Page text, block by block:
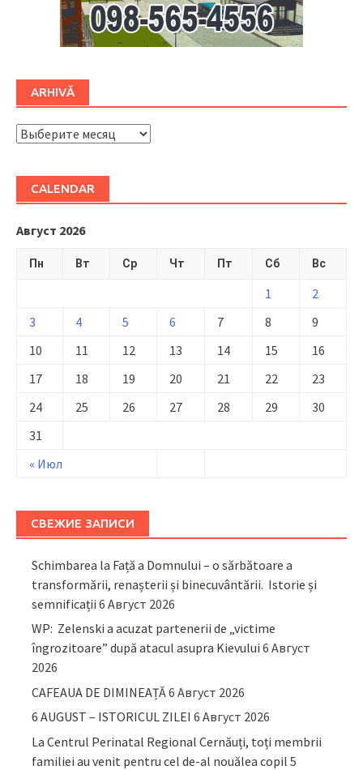
ARHIVĂ
ARHIVĂ
CALENDAR
Август 2026
Пн Вт Ср Чт Пт Сб Вс
« Июл
1
2
3
4 5 6 7 8
9
10
11 12 13 14 15
16
17
18 19 20 21 22
23
24
25 26 27 28 29
30
31
СВЕЖИЕ ЗАПИСИ
Schimbarea la Față a Domnului – o sărbătoare a
transformării, renașterii și binecuvântării. Istorie și
semnificații 6 Август 2026
WP: Zelenski a acuzat partenerii de „victime
îngrozitoare” după atacul asupra Kievului 6 Август
2026
CAFEAUA DE DIMINEAȚĂ6 Август 2026
6 AUGUST – ISTORICUL ZILEI 6 Август 2026
La Centrul Perinatal Regional Cernăuți, toți membrii
familiei au venit pentru cel de-al nouălea copil 5